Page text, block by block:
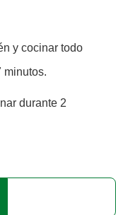
y cocinar todo
minutos.
durante 2